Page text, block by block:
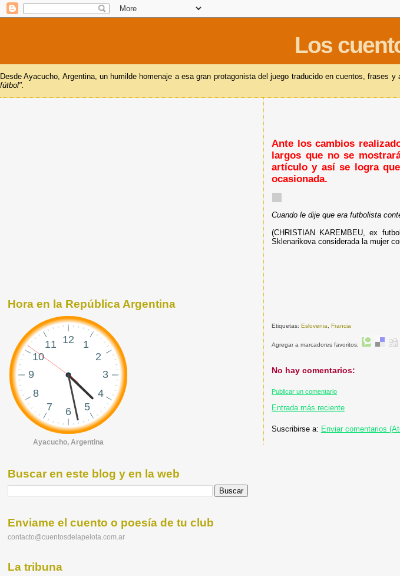
Los
Desde Ayacucho, Argentina, un humilde homenaje a esa gran protagonista del juego traducido en cuentos, frases
fútbol".
Ante los cambios
largos que no se
artículo y así se logra
ocasionada.
Cuando le dije que era futbolista
(CHRISTIAN KAREMBEU, ex
Sklenarikova considerada la mujer
Etiquetas:Eslovenia ,Francia
Agregar a marcadores favoritos:
No hay comentarios:
Publicar un comentario
Entrada más reciente
Suscribirse a: Enviar comentarios
Hora en la República Argentina
Ayacucho, Argentina
Buscar en este blog y en la web
Enviame el cuento o poesía de tu club
contacto@cuentosdelapelota.com.ar
La tribuna